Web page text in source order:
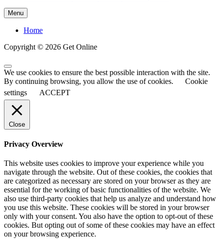
Menu
Home
Copyright © 2026 Get Online
Scroll
to
Top
We use cookies to ensure the best possible interaction with the site.
By continuing browsing, you allow the use of cookies.
Cookie
settings
ACCEPT
Close
Privacy Overview
This website uses cookies to improve your experience while you
navigate through the website. Out of these cookies, the cookies that
are categorized as necessary are stored on your browser as they are
essential for the working of basic functionalities of the website. We
also use third-party cookies that help us analyze and understand how
you use this website. These cookies will be stored in your browser
only with your consent. You also have the option to opt-out of these
cookies. But opting out of some of these cookies may have an effect
on your browsing experience.